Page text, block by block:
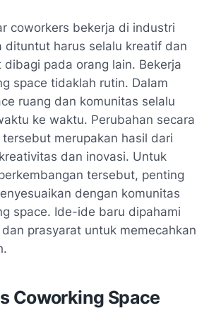
coworkers bekerja di industri
dituntut harus selalu kreatif dan
pada orang lain. Bekerja
space tidaklah rutin. Dalam
ruang dan komunitas selalu
ke waktu. Perubahan secara
merupakan hasil dari
dan inovasi. Untuk
tersebut, penting
dengan komunitas
space. Ide-ide baru dipahami
prasyarat untuk memecahkan
Coworking Space